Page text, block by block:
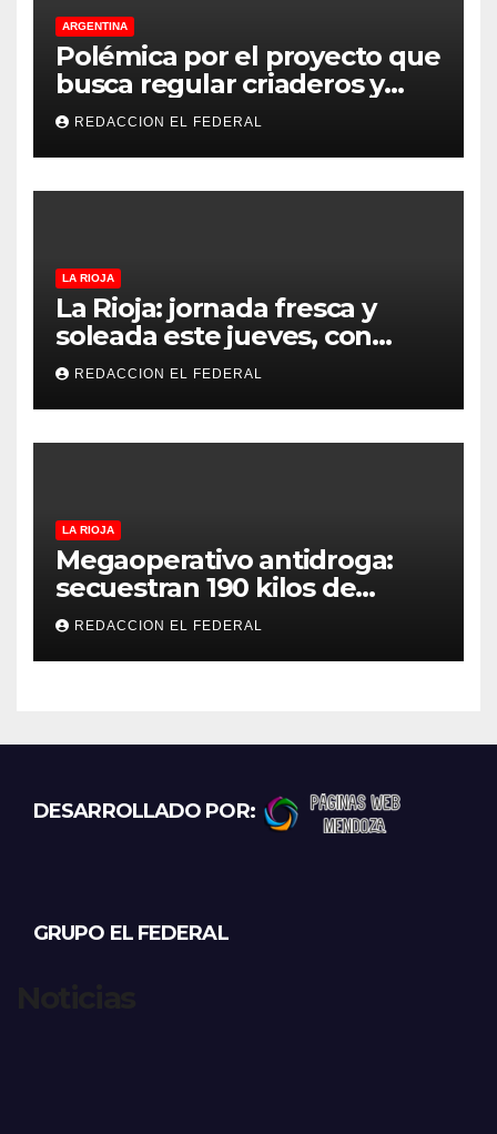
ARGENTINA
Polémica por el proyecto que
busca regular criaderos y
refugios de perros y gatos:
denuncian excesos, mientras
proteccionistas reclaman
controles más duros
REDACCION EL FEDERAL
LA RIOJA
La Rioja: jornada fresca y
soleada este jueves, con
temperaturas estables para
el viernes
REDACCION EL FEDERAL
LA RIOJA
Megaoperativo antidroga:
secuestran 190 kilos de
marihuana que tenían como
destino La Rioja y Catamarca
REDACCION EL FEDERAL
DESARROLLADO POR:
GRUPO EL FEDERAL